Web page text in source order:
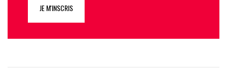
JE M'INSCRIS